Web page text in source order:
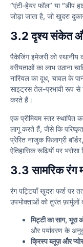
“एंटी-हेयर फॉल” या “डीप
जोड़ा जाता है, जो खुदरा
3.2 दृश्य संकेत
पैकेजिंग इमेजरी को स्थानीय
वरीयताओं का लाभ उठाना
नारियल का दूध, चावल के
साइट्रस तेल-प्रभावी रूप से
करते हैं।
एक प्रीमियम स्तर स्थापित
लागू करते हैं, जैसे कि
प्रेरित नाजुक फिलाग्री
ऐतिहासिक रूढ़ियों पर
3.3 सामरिक रंग
रंग पट्टियाँ खुदरा फर्श पर
उपभोक्ताओं को तुरंत
मिट्टी का साग, भूरा
और पर्यावरण के
क्रिस्प ब्लूज़ और